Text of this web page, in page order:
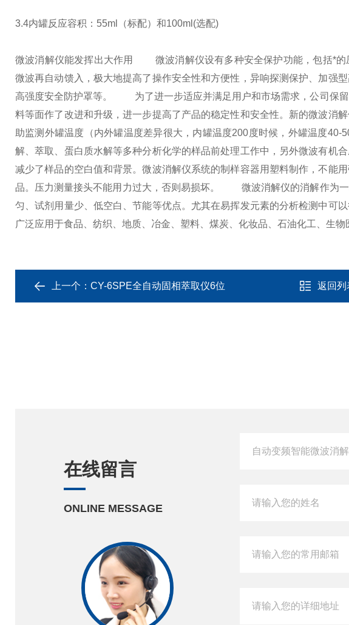
3.4内罐反应容积：55ml（标配）和100ml(选配)
微波消解仪能发挥出大作用
微波消解仪设有多种安全保护功能，包括*的
微波再自动馈入，极大地提高了操作安全性和方便性，异响探测保护、加强
高强度安全防护罩等。
为了进一步适应并满足用户和市场需求，公司保留
料等面作了改进和升级，进一步提高了产品的稳定性和安全性。新的微波消
助监测外罐温度（内外罐温度差异很大，内罐温度200度时候，外罐温度40-
解、萃取、蛋白质水解等多种分析化学的样品前处理工作中，另外微波有机
减少了样品的空白值和背景。微波消解仪系统的制样容器用塑料制作，不能
品。压力测量接头不能用力过大，否则易损坏。
微波消解仪的消解作为一
匀、试剂用量少、低空白、节能等优点。尤其在易挥发元素的分析检测中可
广泛应用于食品、纺织、地质、冶金、塑料、煤炭、化妆品、石油化工、生
上一个： CY-6SPE全自动固相萃取仪6位 返回列
在线留言
ONLINE MESSAGE